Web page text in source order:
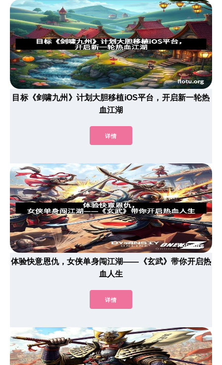
目标《剑啸九州》计划大胆移植iOS平台，开启新一轮热
血江湖
详情
体验快意恩仇，女侠单身闯江湖——《玄武》带你开启热
血人生
详情